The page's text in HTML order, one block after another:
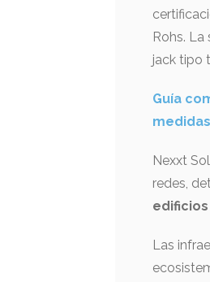
Rohs.
jack tipo
Guía
Nexxt
redes,
Las